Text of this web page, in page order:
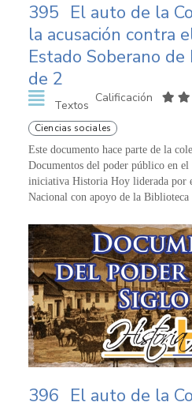
395 El auto de la
la acusación contra
Estado Soberano de
de 2
Textos
Calificación
Ciencias sociales
Este documento hace parte de la
Documentos del poder público en
iniciativa Historia Hoy liderada por
Nacional con apoyo de la
396 El auto de la